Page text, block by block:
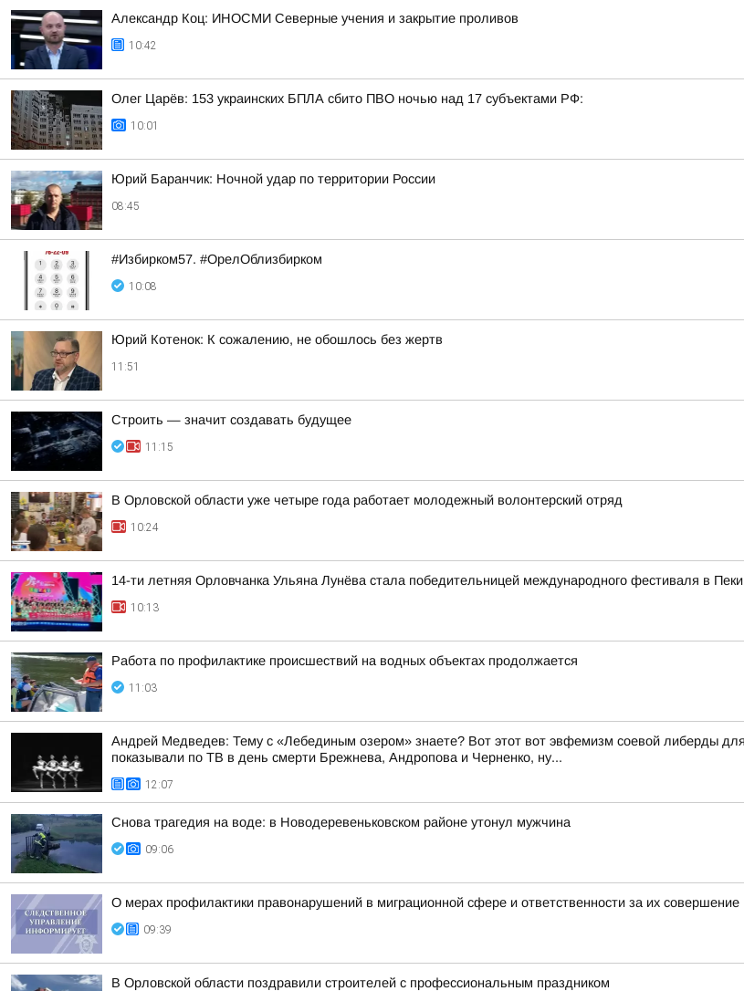
Александр Коц: ИНОСМИ Северные учения и закрытие проливов
10:42
Олег Царёв: 153 украинских БПЛА сбито ПВО ночью над 17 субъектами РФ:
10:01
Юрий Баранчик: Ночной удар по территории России
08:45
#Избирком57. #ОрелОблизбирком
10:08
Юрий Котенок: К сожалению, не обошлось без жертв
11:51
Строить — значит создавать будущее
11:15
В Орловской области уже четыре года работает молодежный волонтерский отряд
10:24
14-ти летняя Орловчанка Ульяна Лунёва стала победительницей международного фестиваля в
10:13
Работа по профилактике происшествий на водных объектах продолжается
11:03
Андрей Медведев: Тему с «Лебединым озером» знаете? Вот этот вот эвфемизм соевой либерды
показывали по ТВ в день смерти Брежнева, Андропова и Черненко, ну...
12:07
Снова трагедия на воде: в Новодеревеньковском районе утонул мужчина
09:06
О мерах профилактики правонарушений в миграционной сфере и ответственности за их совершение
09:39
В Орловской области поздравили строителей с профессиональным праздником